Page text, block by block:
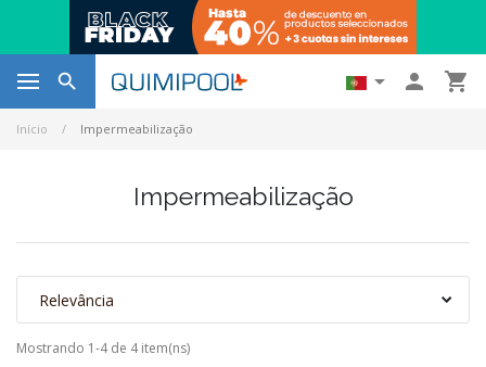
   
Início Impermeabilização
Impermeabilização
Relevância
Mostrando 1-4 de 4 item(ns)